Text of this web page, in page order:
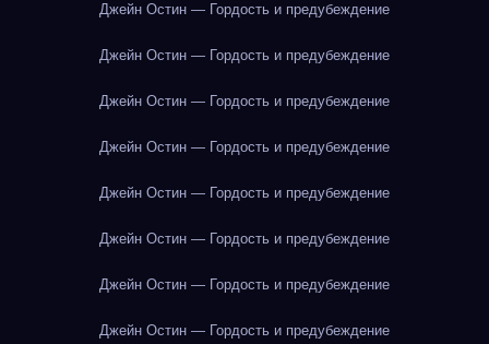
Джейн Остин — Гордость и предубеждение
Джейн Остин — Гордость и предубеждение
Джейн Остин — Гордость и предубеждение
Джейн Остин — Гордость и предубеждение
Джейн Остин — Гордость и предубеждение
Джейн Остин — Гордость и предубеждение
Джейн Остин — Гордость и предубеждение
Джейн Остин — Гордость и предубеждение